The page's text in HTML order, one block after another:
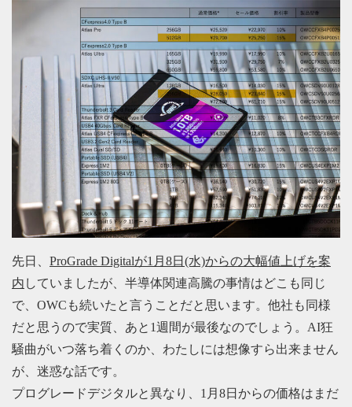
先日、 ProGrade Digitalが1月8日(水)からの大幅値上げを案
内 していましたが、半導体関連高騰の事情はどこも同じ
で、OWCも続いたと言うことだと思います。他社も同様
だと思うので実質、あと1週間が最後なのでしょう。AI狂
騒曲がいつ落ち着くのか、わたしには想像すら出来ません
が、迷惑な話です。
プログレードデジタルと異なり、1月8日からの価格はまだ